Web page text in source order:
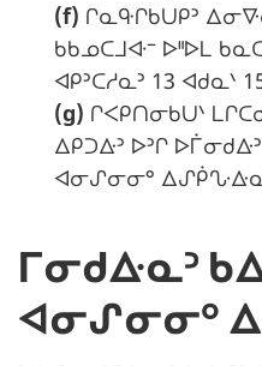
(f) ᒋᓇᑵᒋᑲᑌᑭᐣ
ᑲᑲᓄᑕᒧᐘᐨ ᐅᐦᐅᒪ
ᐊᑭᐣᑕᓱᓇᐣ 13 ᐊᑯᓇᐠ
(g) ᒋᐸᑭᑎᓂᑲᑌᐠ
ᐃᑭᑐᐏᐣ ᐅᐣᒋ
ᐊᓂᔑᓂᓂᐤ
ᒥᓂᑯᐏᓇᐣ
ᐊᓂᔑᓂᓂᐤ